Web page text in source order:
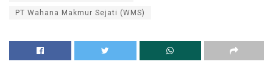
PT Wahana Makmur Sejati (WMS)